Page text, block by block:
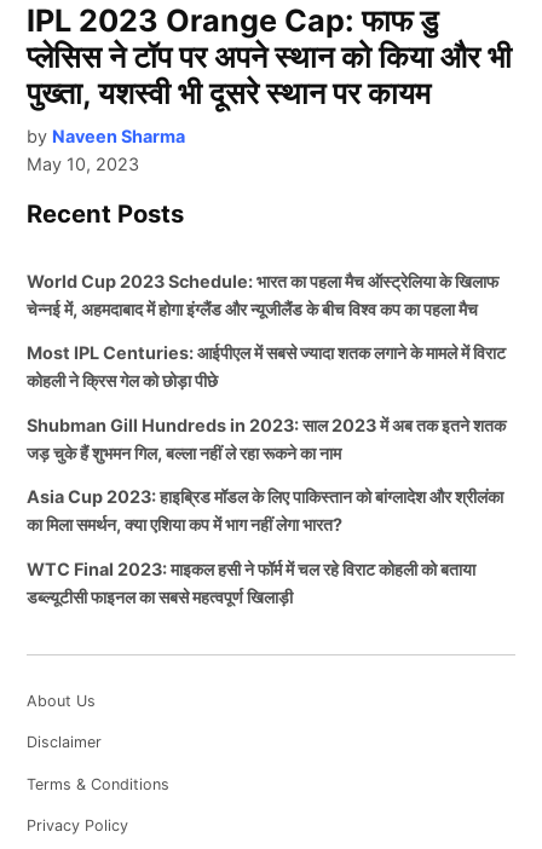
IPL 2023 Orange Cap: फाफ डु
प्लेसिस ने टॉप पर अपने स्थान को किया और भी
पुख्ता, यशस्वी भी दूसरे स्थान पर कायम
by Naveen Sharma
May 10, 2023
Recent Posts
World Cup 2023 Schedule: भारत का पहला मैच ऑस्ट्रेलिया के खिलाफ
चेन्नई में, अहमदाबाद में होगा इंग्लैंड और न्यूजीलैंड के बीच विश्व कप का पहला मैच
Most IPL Centuries: आईपीएल में सबसे ज्यादा शतक लगाने के मामले में विराट
कोहली ने क्रिस गेल को छोड़ा पीछे
Shubman Gill Hundreds in 2023: साल 2023 में अब तक इतने शतक
जड़ चुके हैं शुभमन गिल, बल्ला नहीं ले रहा रूकने का नाम
Asia Cup 2023: हाइब्रिड मॉडल के लिए पाकिस्तान को बांग्लादेश और श्रीलंका
का मिला समर्थन, क्या एशिया कप में भाग नहीं लेगा भारत?
WTC Final 2023: माइकल हसी ने फॉर्म में चल रहे विराट कोहली को बताया
डब्ल्यूटीसी फाइनल का सबसे महत्वपूर्ण खिलाड़ी
About Us
Disclaimer
Terms & Conditions
Privacy Policy